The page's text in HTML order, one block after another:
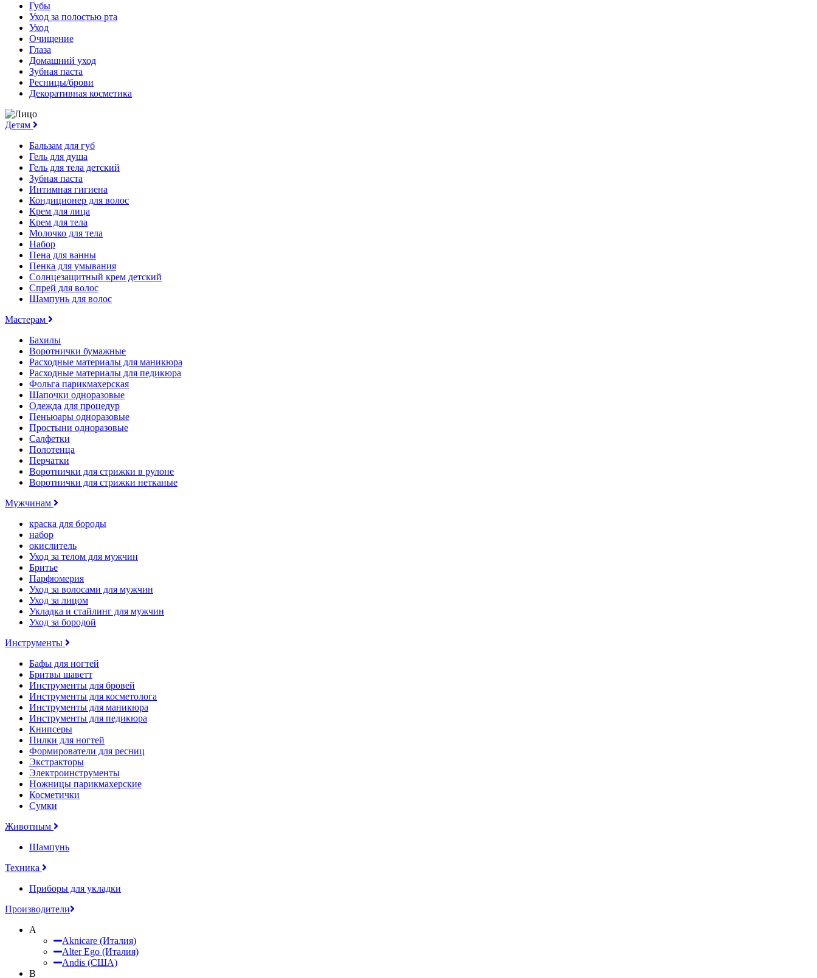
Губы
Уход за полостью рта
Уход
Очищение
Глаза
Домашний уход
Зубная паста
Ресницы/брови
Декоративная косметика
Детям
Бальзам для губ
Гель для душа
Гель для тела детский
Зубная паста
Интимная гигиена
Кондиционер для волос
Крем для лица
Крем для тела
Молочко для тела
Набор
Пена для ванны
Пенка для умывания
Солнцезащитный крем детский
Спрей для волос
Шампунь для волос
Мастерам
Бахилы
Воротнички бумажные
Расходные материалы для маникюра
Расходные материалы для педикюра
Фольга парикмахерская
Шапочки одноразовые
Одежда для процедур
Пеньюары одноразовые
Простыни одноразовые
Салфетки
Полотенца
Перчатки
Воротнички для стрижки в рулоне
Воротнички для стрижки нетканые
Мужчинам
краска для бороды
набор
окислитель
Уход за телом для мужчин
Бритье
Парфюмерия
Уход за волосами для мужчин
Уход за лицом
Укладка и стайлинг для мужчин
Уход за бородой
Инструменты
Бафы для ногтей
Бритвы шаветт
Инструменты для бровей
Инструменты для косметолога
Инструменты для маникюра
Инструменты для педикюра
Книпсеры
Пилки для ногтей
Формирователи для ресниц
Экстракторы
Электроинструменты
Ножницы парикмахерские
Косметички
Сумки
Животным
Шампунь
Техника
Приборы для укладки
Производители
A
Aknicare (Италия)
Alter Ego (Италия)
Andis (США)
B